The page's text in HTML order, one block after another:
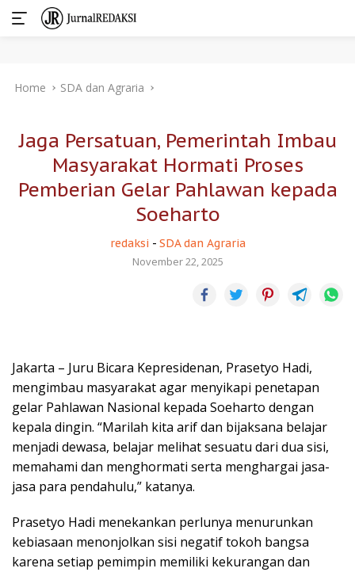
Home SDA dan Agraria
Jaga Persatuan, Pemerintah Imbau
Masyarakat Hormati Proses
Pemberian Gelar Pahlawan kepada
Soeharto
redaksi - SDA dan Agraria
November 22, 2025
Jakarta – Juru Bicara Kepresidenan, Prasetyo Hadi,
mengimbau masyarakat agar menyikapi penetapan
gelar Pahlawan Nasional kepada Soeharto dengan
kepala dingin. “Marilah kita arif dan bijaksana belajar
menjadi dewasa, belajar melihat sesuatu dari dua sisi,
memahami dan menghormati serta menghargai jasa-
jasa para pendahulu,” katanya.
Prasetyo Hadi menekankan perlunya menurunkan
kebiasaan menonjolkan sisi negatif tokoh bangsa
karena setiap pemimpin memiliki kekurangan dan